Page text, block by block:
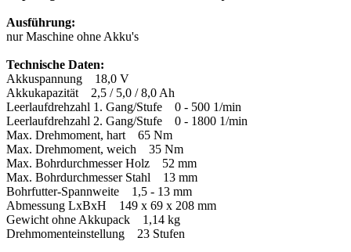
Ausführung:
nur Maschine ohne Akku's
Technische Daten:
Akkuspannung 18,0 V
Akkukapazität 2,5 / 5,0 / 8,0 Ah
Leerlaufdrehzahl 1. Gang/Stufe 0 - 500 1/min
Leerlaufdrehzahl 2. Gang/Stufe 0 - 1800 1/min
Max. Drehmoment, hart 65 Nm
Max. Drehmoment, weich 35 Nm
Max. Bohrdurchmesser Holz 52 mm
Max. Bohrdurchmesser Stahl 13 mm
Bohrfutter-Spannweite 1,5 - 13 mm
Abmessung LxBxH 149 x 69 x 208 mm
Gewicht ohne Akkupack 1,14 kg
Drehmomenteinstellung 23 Stufen